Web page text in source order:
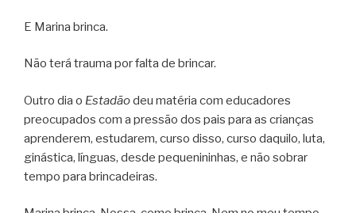
E Marina brinca.
Não terá trauma por falta de brincar.
Outro dia o Estadãodeu matéria com educadores
preocupados com a pressão dos pais para as crianças
aprenderem, estudarem, curso disso, curso daquilo, luta,
ginástica, línguas, desde pequenininhas, e não sobrar
tempo para brincadeiras.